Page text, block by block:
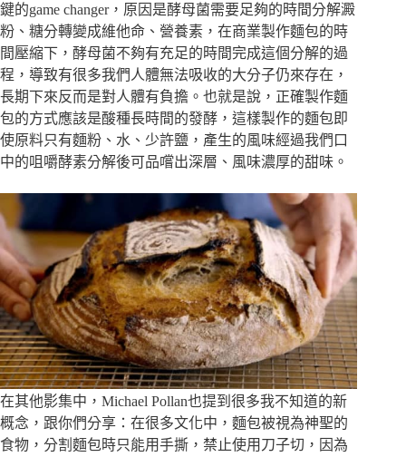
鍵的game changer，原因是酵母菌需要足夠的時間分解澱
粉、糖分轉變成維他命、營養素，在商業製作麵包的時
間壓縮下，酵母菌不夠有充足的時間完成這個分解的過
程，導致有很多我們人體無法吸收的大分子仍來存在，
長期下來反而是對人體有負擔。也就是說，正確製作麵
包的方式應該是酸種長時間的發酵，這樣製作的麵包即
使原料只有麵粉、水、少許鹽，產生的風味經過我們口
中的咀嚼酵素分解後可品嚐出深層、風味濃厚的甜味。
在其他影集中，Michael Pollan也提到很多我不知道的新
概念，跟你們分享：在很多文化中，麵包被視為神聖的
食物，分割麵包時只能用手撕，禁止使用刀子切，因為